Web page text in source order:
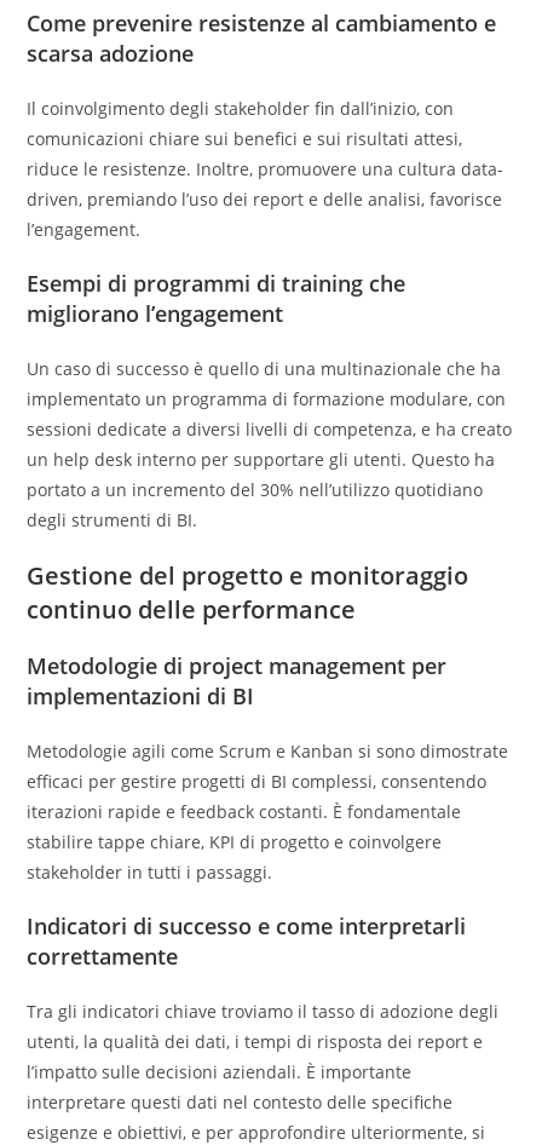
Come prevenire resistenze al cambiamento e
scarsa adozione
Il coinvolgimento degli stakeholder fin dall’inizio, con
comunicazioni chiare sui benefici e sui risultati attesi,
riduce le resistenze. Inoltre, promuovere una cultura data-
driven, premiando l’uso dei report e delle analisi, favorisce
l’engagement.
Esempi di programmi di training che
migliorano l’engagement
Un caso di successo è quello di una multinazionale che ha
implementato un programma di formazione modulare, con
sessioni dedicate a diversi livelli di competenza, e ha creato
un help desk interno per supportare gli utenti. Questo ha
portato a un incremento del 30% nell’utilizzo quotidiano
degli strumenti di BI.
Gestione del progetto e monitoraggio
continuo delle performance
Metodologie di project management per
implementazioni di BI
Metodologie agili come Scrum e Kanban si sono dimostrate
efficaci per gestire progetti di BI complessi, consentendo
iterazioni rapide e feedback costanti. È fondamentale
stabilire tappe chiare, KPI di progetto e coinvolgere
stakeholder in tutti i passaggi.
Indicatori di successo e come interpretarli
correttamente
Tra gli indicatori chiave troviamo il tasso di adozione degli
utenti, la qualità dei dati, i tempi di risposta dei report e
l’impatto sulle decisioni aziendali. È importante
interpretare questi dati nel contesto delle specifiche
esigenze e obiettivi, e per approfondire ulteriormente, si